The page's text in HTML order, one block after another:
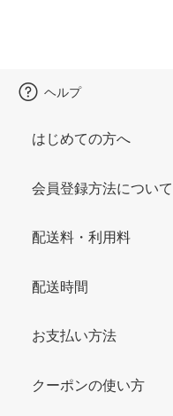
ヘルプ
はじめての方へ
会員登録方法について
配送料・利用料
配送時間
お支払い方法
クーポンの使い方